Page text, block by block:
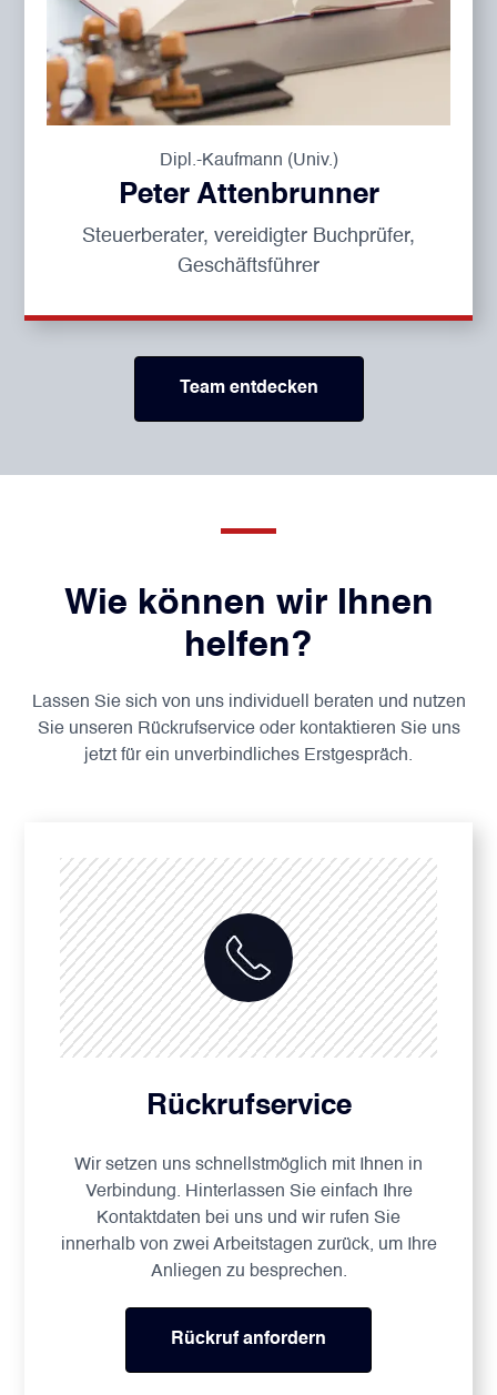
Dipl.-Kaufmann (Univ.)
Peter Attenbrunner
Steuerberater, vereidigter Buchprüfer,
Geschäftsführer
Team entdecken
Wie können wir Ihnen
helfen?
Lassen Sie sich von uns individuell beraten und nutzen
Sie unseren Rückrufservice oder kontaktieren Sie uns
jetzt für ein unverbindliches Erstgespräch.
Rückrufservice
Wir setzen uns schnellstmöglich mit Ihnen in
Verbindung. Hinterlassen Sie einfach Ihre
Kontaktdaten bei uns und wir rufen Sie
innerhalb von zwei Arbeitstagen zurück, um Ihre
Anliegen zu besprechen.
Rückruf anfordern